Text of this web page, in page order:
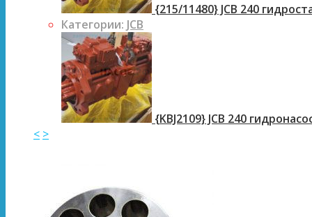
{215/11480} JCB 240
Категории: JCB
{KBJ2109} JCB 240
< >